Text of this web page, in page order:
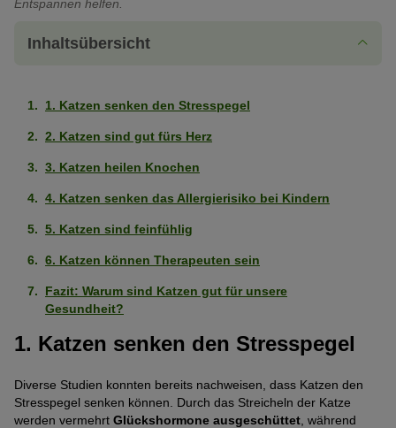
Entspannen helfen.
Inhaltsübersicht
1. Katzen senken den Stresspegel
2. Katzen sind gut fürs Herz
3. Katzen heilen Knochen
4. Katzen senken das Allergierisiko bei Kindern
5. Katzen sind feinfühlig
6. Katzen können Therapeuten sein
Fazit: Warum sind Katzen gut für unsere
Gesundheit?
1. Katzen senken den Stresspegel
Diverse Studien konnten bereits nachweisen, dass Katzen den
Stresspegel senken können. Durch das Streicheln der Katze
werden vermehrt Glückshormone ausgeschüttet , während